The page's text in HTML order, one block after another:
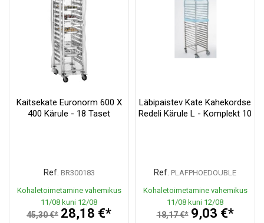
Kaitsekate Euronorm 600 X
400 Kärule - 18 Taset
Ref. BR300183
Kohaletoimetamine vahemikus
11/08 kuni 12/08
45,30 €* 28,18 €*
Läbipaistev Kate Kahekordse
Redeli Kärule L - Komplekt 10
Ref. PLAFPHOEDOUBLE
Kohaletoimetamine vahemikus
11/08 kuni 12/08
18,17 €* 9,03 €*